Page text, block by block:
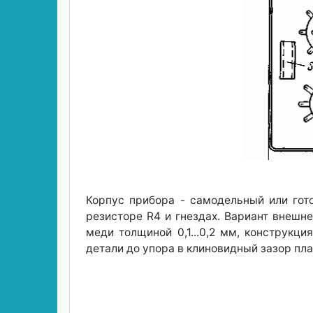
Корпус прибора - самодельный или
резисторе R4 и гнездах. Вариант
меди толщиной 0,1...0,2 мм,
детали до упора в клиновидный зазор